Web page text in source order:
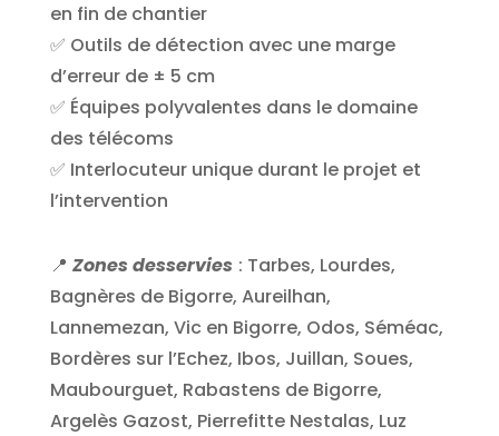
en fin de chantier
✅ Outils de détection avec une marge
d’erreur de ± 5 cm
✅ Équipes polyvalentes dans le domaine
des télécoms
✅ Interlocuteur unique durant le projet et
l’intervention
📍 Zones desservies : Tarbes, Lourdes,
Bagnères de Bigorre, Aureilhan,
Lannemezan, Vic en Bigorre, Odos, Séméac,
Bordères sur l’Echez, Ibos, Juillan, Soues,
Maubourguet, Rabastens de Bigorre,
Argelès Gazost, Pierrefitte Nestalas, Luz